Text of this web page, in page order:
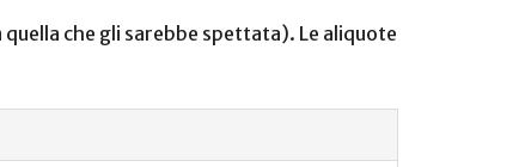
che gli sarebbe spettata). Le aliquote